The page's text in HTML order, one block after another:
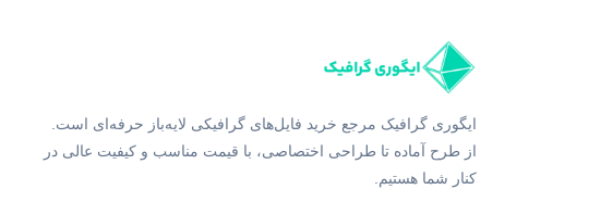
ایگوری گرافیک مرجع خرید فایل‌های گرافیکی لایه‌باز حرفه‌ای است.
از طرح آماده تا طراحی اختصاصی، با قیمت مناسب و کیفیت عالی در
کنار شما هستیم.